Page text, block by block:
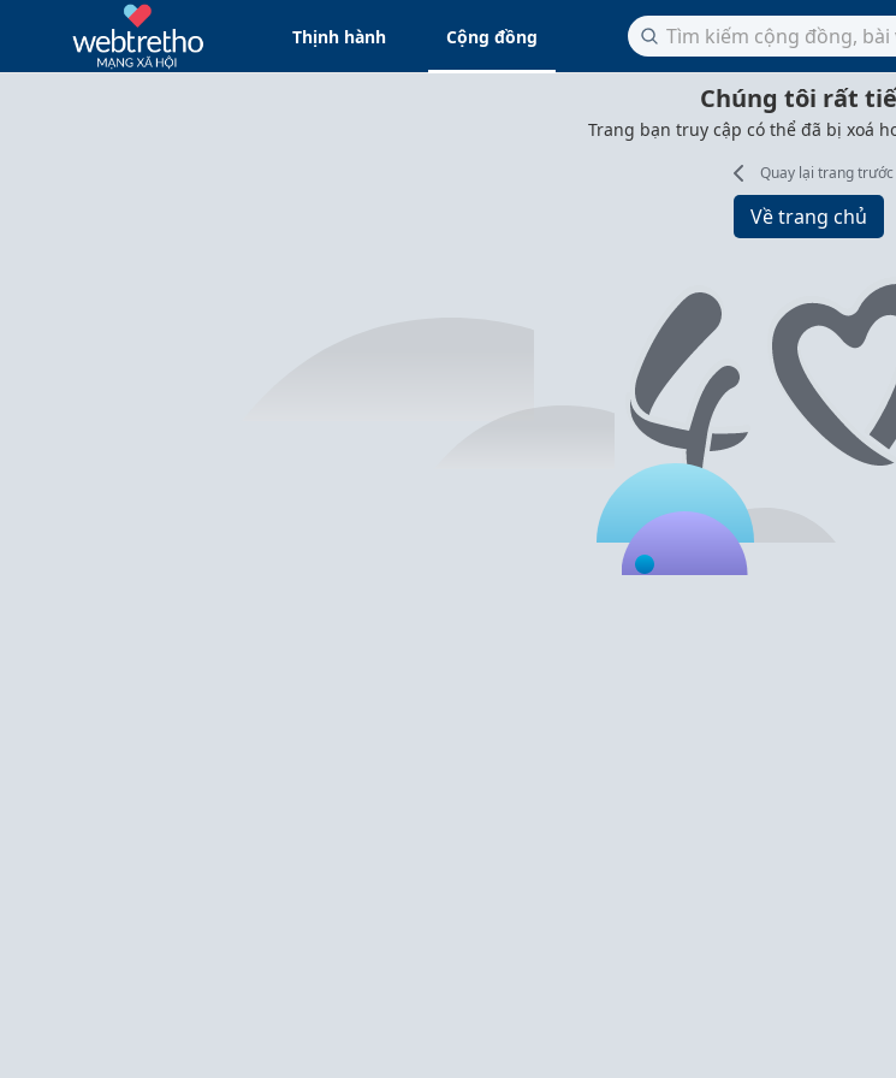
Thịnh hành Cộng đồng
Chúng tôi rất
Trang bạn truy cập có thể đã bị xoá
Quay lại trang trước
Về trang chủ